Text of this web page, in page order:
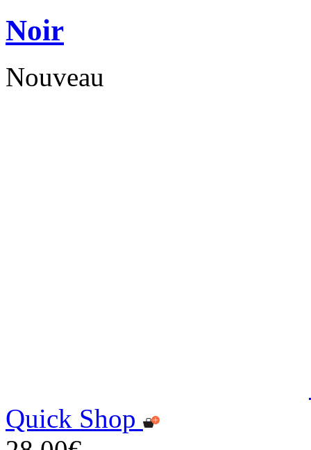
Noir
Nouveau
Quick Shop